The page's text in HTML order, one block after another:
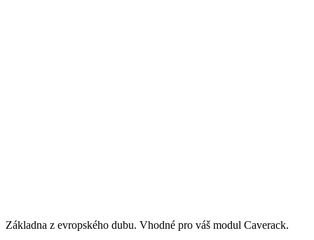
Základna z evropského dubu. Vhodné pro váš modul Caverack.